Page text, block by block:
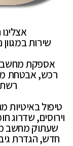
שירות במגוון
אספקת מחשבים
רכש, אבטחת
טיפול באיטיות
וירוסים, שדרוג
שעתוק מחשב
חדש, הגדרת